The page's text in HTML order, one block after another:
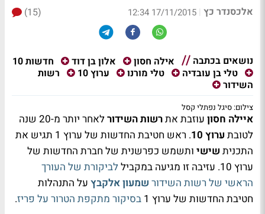
אלכסנדר כץ |
17/11/2015 12:34
(15)
נושאים בכתבה אילה חסון אלון בן דוד
חדשות 10
טלי בן עובדיה
טלי מורנו ערוץ 10
רשות
השידור
צילום: סיגל נפתלי קסל
איילה חסון עוזבת אתרשות השידור
לאחר יותר מ-20 שנה
לטובת ערוץ 10
. ראש חטיבת החדשות של ערוץ 1 תגיש את
התכנית שישי ותשמש כפרשנית של חברת החדשות של
ערוץ 10. עזיבה זו מגיעה במקביל
לביקורת של העורך
הראשי של רשות השידור שמעון אלקבץ על התנהלות
חטיבת החדשות של ערוץ 1
בסיקור מתקפת הטרור על פריז.